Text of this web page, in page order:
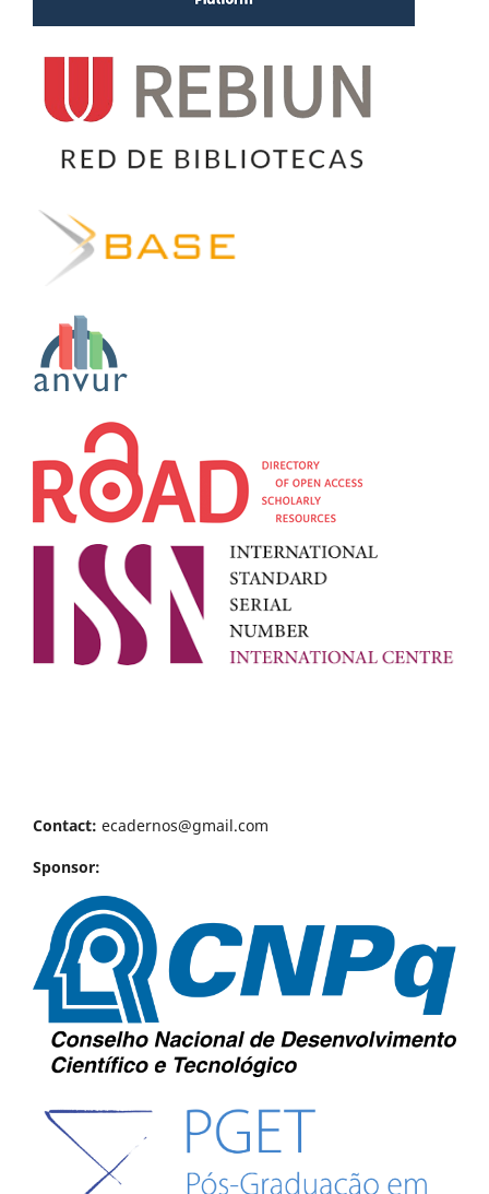
Contact: ecadernos@gmail.com
Sponsor: